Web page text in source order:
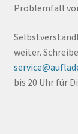
Problemfall
weiter.
bis 20 Uhr für